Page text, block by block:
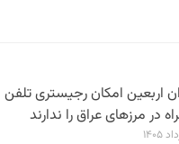
اربعین امکان رجیستری تلفن
در مرزهای عراق را ندارند